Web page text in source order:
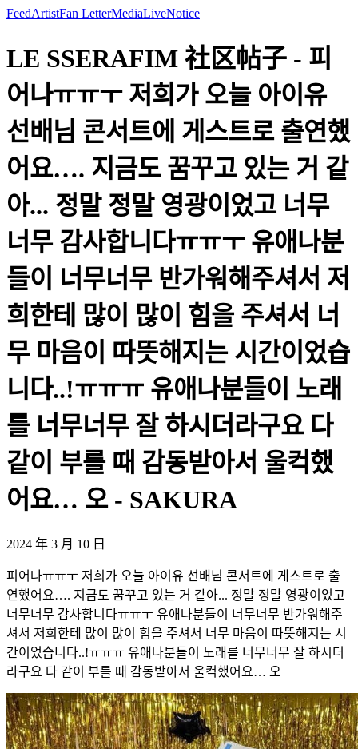
FeedArtistFan LetterMediaLiveNotice
LE SSERAFIM 社区帖子 - 피
어나ㅠㅠㅜ 저희가 오늘 아이유
선배님 콘서트에 게스트로 출연했
어요…. 지금도 꿈꾸고 있는 거 같
아... 정말 정말 영광이었고 너무
너무 감사합니다ㅠㅠㅜ 유애나분
들이 너무너무 반가워해주셔서 저
희한테 많이 많이 힘을 주셔서 너
무 마음이 따뜻해지는 시간이었습
니다..!ㅠㅠㅠ 유애나분들이 노래
를 너무너무 잘 하시더라구요 다
같이 부를 때 감동받아서 울컥했
어요… 오 - SAKURA
2024 年 3 月 10 日
피어나ㅠㅠㅜ 저희가 오늘 아이유 선배님 콘서트에 게스트로 출
연했어요…. 지금도 꿈꾸고 있는 거 같아... 정말 정말 영광이었고
너무너무 감사합니다ㅠㅠㅜ 유애나분들이 너무너무 반가워해주
셔서 저희한테 많이 많이 힘을 주셔서 너무 마음이 따뜻해지는 시
간이었습니다..!ㅠㅠㅠ 유애나분들이 노래를 너무너무 잘 하시더
라구요 다 같이 부를 때 감동받아서 울컥했어요… 오